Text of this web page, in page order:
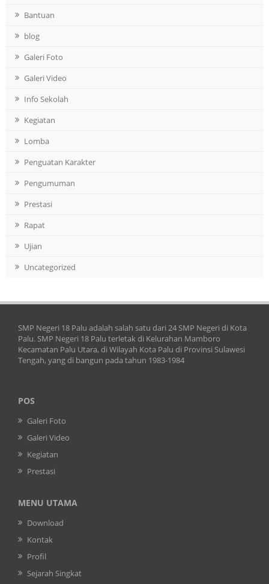
Bantuan
blog
Galeri Foto
Galeri Video
Info Sekolah
Kegiatan
Lomba
Penguatan Karakter
Pengumuman
Prestasi
Rapat
Ujian
Uncategorized
SMP Negeri 18 Palu adalah salah satu dari 24 SMP Negeri di Kota
Palu. SMP Negeri 18 Palu terletak di Kelurahan Mamboro
Kecamatan Palu Utara, di Wilayah Kota Palu di Provinsi Sulawesi
Tengah, yang di bangun pada tahun 1983-1984
POS
Galeri Foto
Galeri Video
Kegiatan
Prestasi
MENU UTAMA
Download
Kontak
Profil
Sejarah Singkat